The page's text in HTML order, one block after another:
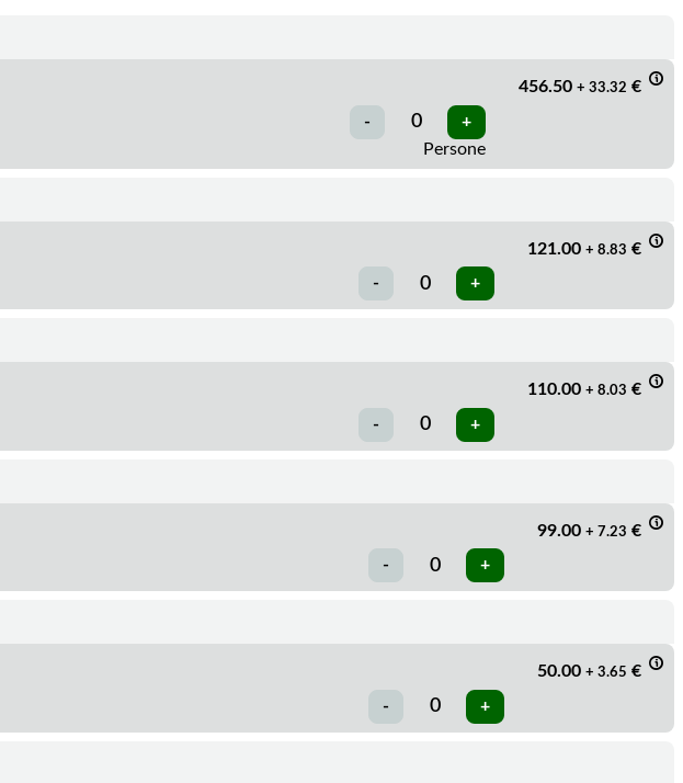
456.50 + 33.32 €
Persone
121.00 + 8.83 €
110.00 + 8.03 €
99.00 + 7.23 €
50.00 + 3.65 €